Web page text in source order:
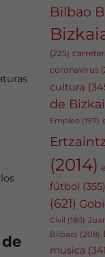
Bilbao
(225)
coronavirus
cultura
de
Empleo (197)
(2014)
fútbol (355)
(621)
Civil (180)
Bilbao) (208)
musica